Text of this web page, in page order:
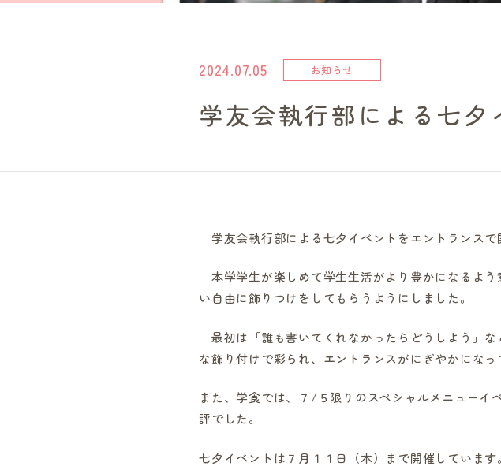
2024.07.05 お知らせ
学友会執行部による七夕
学友会執行部による七夕イベントをエントランスで
本学学生が楽しめて学生生活がより豊かになるよ
い自由に飾りつけをしてもらうようにしました。
最初は「誰も書いてくれなかったらどうしよう」
な飾り付けで彩られ、エントランスがにぎやかになっ
また、学食では、７/５限りのスペシャルメニューイ
評でした。
七夕イベントは７月１１日（木）まで開催しています。